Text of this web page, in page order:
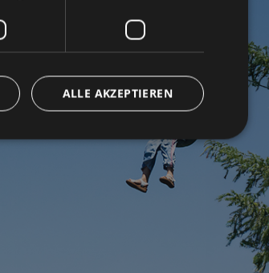
ALLE AKZEPTIEREN